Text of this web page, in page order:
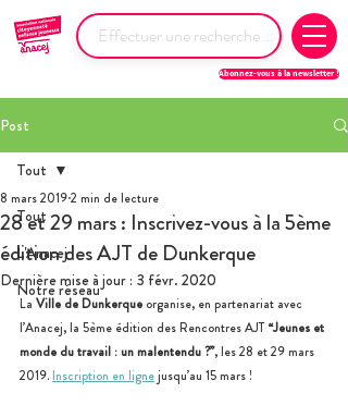
Abonnez-vous à la newsletter !
Post
Tout
L'Anacej
Notre réseau
Tout
28 et 29 mars : Inscrivez-vous à la 5ème
édition des AJT de Dunkerque
8 mars 20192 min de lecture
Dernière mise à jour : 3 févr. 2020
La Ville de Dunkerque organise, en partenariat avec
l’Anacej, la 5ème édition des Rencontres AJT “Jeunes et
monde du travail : un malentendu ?”, les 28 et 29 mars
2019. Inscription en ligne jusqu’au 15 mars !